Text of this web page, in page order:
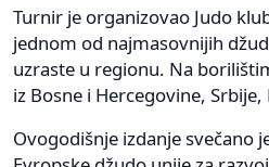
Turnir je organizovao Judo
jednom od najmasovnijih
uzraste u regionu. Na
iz Bosne i Hercegovine,
Ovogodišnje izdanje svečano